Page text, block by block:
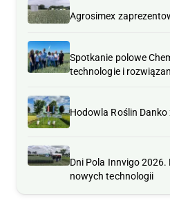
Agrosimex
Spotkanie polowe
technologie i
Hodowla Roślin
Dni Pola Innvigo
nowych technologii